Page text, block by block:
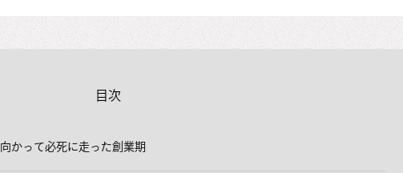
目次
かって必死に走った創業期